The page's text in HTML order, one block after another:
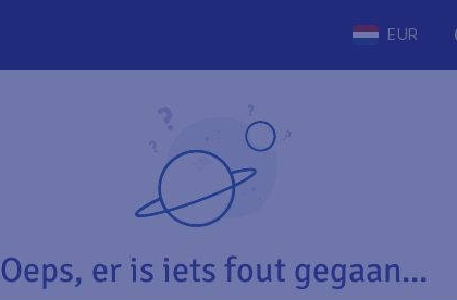
EUR
Oeps, er is iets fout gegaan...